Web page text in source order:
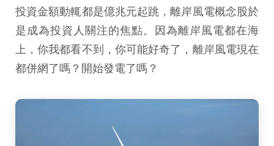
投資金額動輒都是億兆元起跳，離岸風電概念股於
是成為投資人關注的焦點。因為離岸風電都在海
上，你我都看不到，你可能好奇了，離岸風電現在
都併網了嗎？開始發電了嗎？